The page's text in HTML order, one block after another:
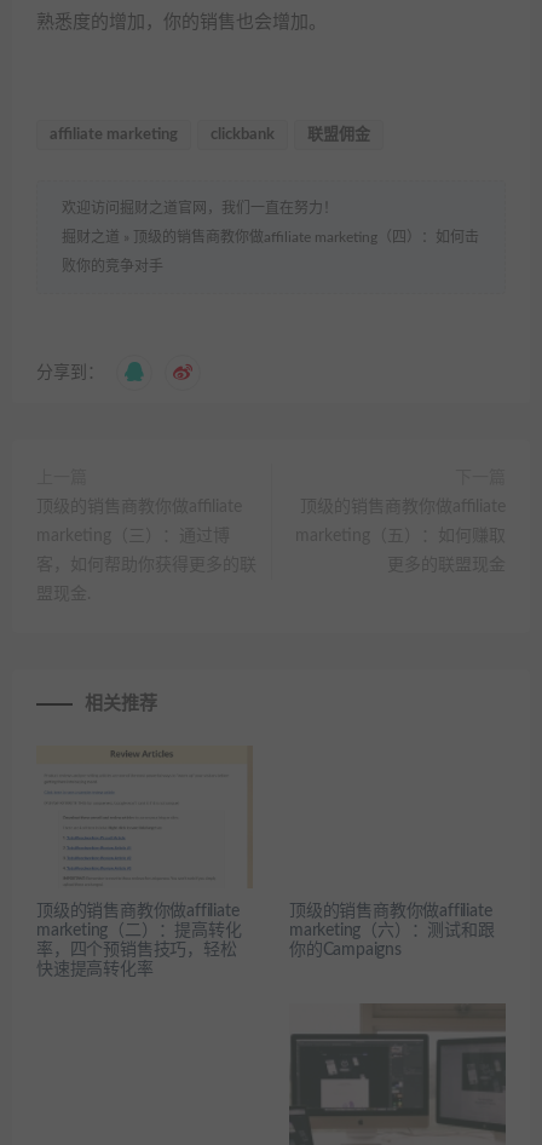
熟悉度的增加，你的销售也会增加。
affiliate marketing clickbank 联盟佣金
欢迎访问掘财之道官网，我们一直在努力！
掘财之道 »
顶级的销售商教你做affiliate marketing（四）：如何击
败你的竞争对手
分享到：
相关推荐
顶级的销售商教你做affiliate
marketing（二）：提高转化
率，四个预销售技巧，轻松
快速提高转化率
顶级的销售商教你做affiliate
marketing（六）：测试和跟
你的Campaigns